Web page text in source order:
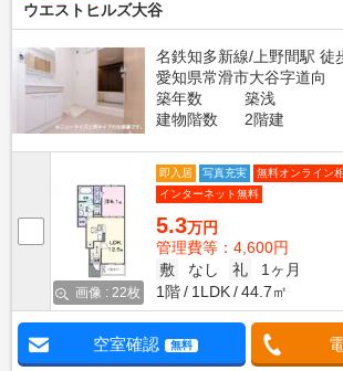
ウエストヒルズ大谷
名鉄知多新線/上野間駅 徒
愛知県常滑市大谷字道向
築年数
築浅
建物階数
2階建
画像 : 22枚
即入居 写真充実
無料オンライン
インターネット無料
5.3万円
管理費等：4,600円
敷
なし 礼
1ヶ月
1階
1LDK 44.7㎡
空室確認 無料